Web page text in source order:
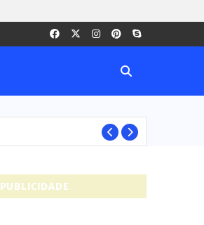
PUBLICIDADE